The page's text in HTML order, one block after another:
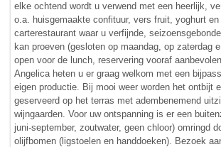
elke ochtend wordt u verwend met een heerlijk,
o.a. huisgemaakte confituur, vers fruit, yoghurt en
carterestaurant waar u verfijnde,
kan proeven (gesloten op maandag, op zaterdag
open voor de lunch, reservering vooraf
Angelica heten u er graag welkom met een
eigen productie. Bij mooi weer worden het ontbijt
geserveerd op het terras met adembenemend
wijngaarden. Voor uw ontspanning is er een
juni-september, zoutwater, geen chloor) omringd
olijfbomen (ligstoelen en handdoeken). Bezoek